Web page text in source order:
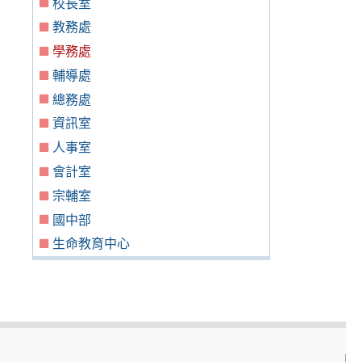
校長室
教務處
學務處
輔導處
總務處
資訊室
人事室
會計室
宗輔室
國中部
生命教育中心